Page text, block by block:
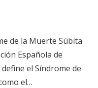
de la Muerte Súbita
Española de
el Síndrome de
el…